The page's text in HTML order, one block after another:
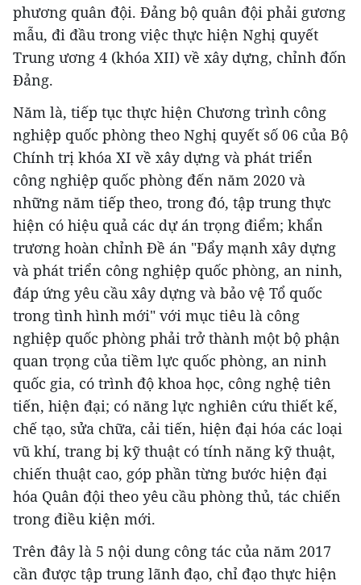
phương quân đội. Đảng bộ quân đội phải gương
mẫu, đi đầu trong việc thực hiện Nghị quyết
Trung ương 4 (khóa XII) về xây dựng, chỉnh đốn
Đảng.
Năm là, tiếp tục thực hiện Chương trình công
nghiệp quốc phòng theo Nghị quyết số 06 của Bộ
Chính trị khóa XI về xây dựng và phát triển
công nghiệp quốc phòng đến năm 2020 và
những năm tiếp theo, trong đó, tập trung thực
hiện có hiệu quả các dự án trọng điểm; khẩn
trương hoàn chỉnh Đề án "Đẩy mạnh xây dựng
và phát triển công nghiệp quốc phòng, an ninh,
đáp ứng yêu cầu xây dựng và bảo vệ Tổ quốc
trong tình hình mới" với mục tiêu là công
nghiệp quốc phòng phải trở thành một bộ phận
quan trọng của tiềm lực quốc phòng, an ninh
quốc gia, có trình độ khoa học, công nghệ tiên
tiến, hiện đại; có năng lực nghiên cứu thiết kế,
chế tạo, sửa chữa, cải tiến, hiện đại hóa các loại
vũ khí, trang bị kỹ thuật có tính năng kỹ thuật,
chiến thuật cao, góp phần từng bước hiện đại
hóa Quân đội theo yêu cầu phòng thủ, tác chiến
trong điều kiện mới.
Trên đây là 5 nội dung công tác của năm 2017
cần được tập trung lãnh đạo, chỉ đạo thực hiện